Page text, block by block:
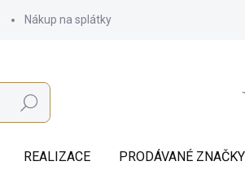
Nákup na splátky
Hledat
REALIZACE PRODÁVANÉ ZNAČKY